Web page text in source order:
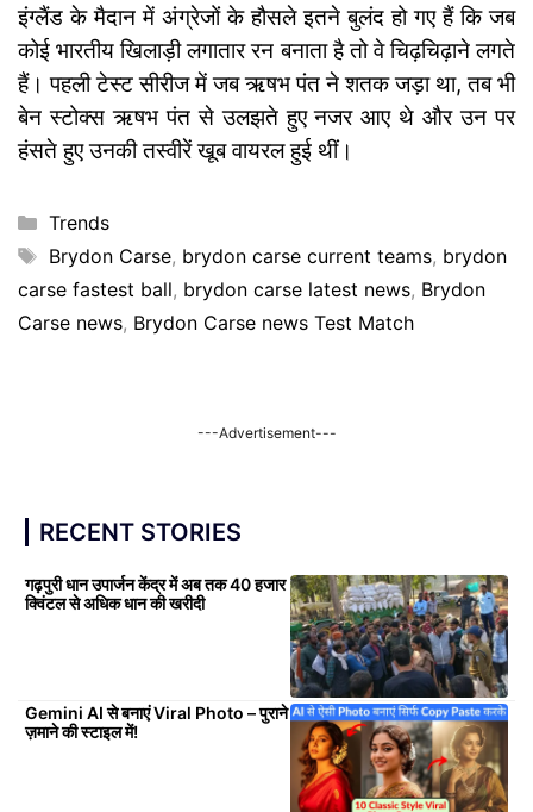
इंग्लैंड के मैदान में अंग्रेजों के हौसले इतने बुलंद हो गए हैं कि जब
कोई भारतीय खिलाड़ी लगातार रन बनाता है तो वे चिढ़चिढ़ाने लगते
हैं। पहली टेस्ट सीरीज में जब ऋषभ पंत ने शतक जड़ा था, तब भी
बेन स्टोक्स ऋषभ पंत से उलझते हुए नजर आए थे और उन पर
हंसते हुए उनकी तस्वीरें खूब वायरल हुई थीं।
Categories
Trends
Tags
Brydon Carse, brydon carse current teams, brydon
carse fastest ball, brydon carse latest news, Brydon
Carse news, Brydon Carse news Test Match
---Advertisement---
RECENT STORIES
गढ़पुरी धान उपार्जन केंद्र में अब तक 40 हजार
क्विंटल से अधिक धान की खरीदी
Gemini AI से बनाएं Viral Photo – पुराने
ज़माने की स्टाइल में!